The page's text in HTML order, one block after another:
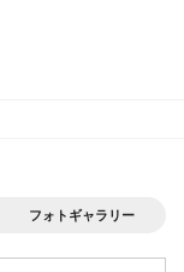
フォトギャラリー